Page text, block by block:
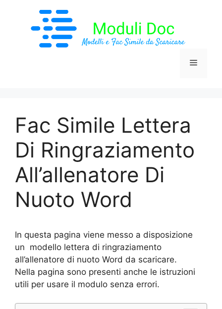
contenuto
Menu
Fac Simile Lettera
Di Ringraziamento
All’allenatore Di
Nuoto Word
In questa pagina viene messo a disposizione
un modello lettera di ringraziamento
all’allenatore di nuoto Word da scaricare.
Nella pagina sono presenti anche le istruzioni
utili per usare il modulo senza errori.